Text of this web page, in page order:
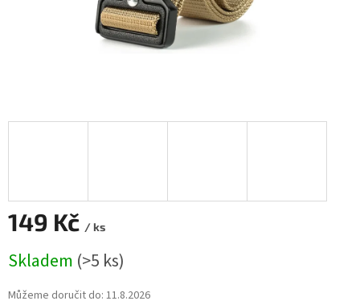
149 Kč / ks
cena:
Skladem (>5 ks)
Můžeme doručit do: 11.8.2026